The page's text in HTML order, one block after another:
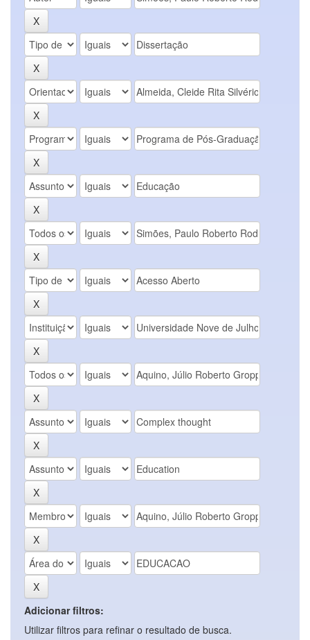
Adicionar filtros:
Utilizar filtros para refinar o resultado de busca.